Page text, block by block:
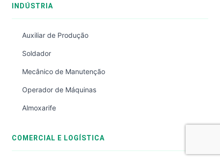
INDÚSTRIA
Auxiliar de Produção
Soldador
Mecânico de Manutenção
Operador de Máquinas
Almoxarife
COMERCIAL E LOGÍSTICA